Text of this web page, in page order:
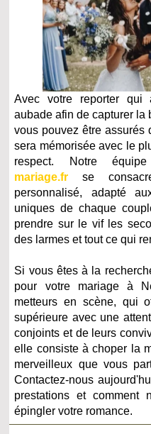
Avec votre reporter qui
aubade afin de capturer la
vous pouvez être assurés
sera mémorisée avec le
respect. Notre
mariage.fr se
personnalisé, adapté
uniques de chaque
prendre sur le vif les
des larmes et tout ce qui
Si vous êtes à la
pour votre mariage à
metteurs en scène, qui
supérieure avec une
conjoints et de leurs
elle consiste à choper la
merveilleux que vous
Contactez-nous
prestations et comment
épingler votre romance.